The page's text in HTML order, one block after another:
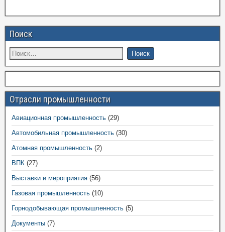
Поиск
Отрасли промышленности
Авиационная промышленность (29)
Автомобильная промышленность (30)
Атомная промышленность (2)
ВПК (27)
Выставки и мероприятия (56)
Газовая промышленность (10)
Горнодобывающая промышленность (5)
Документы (7)